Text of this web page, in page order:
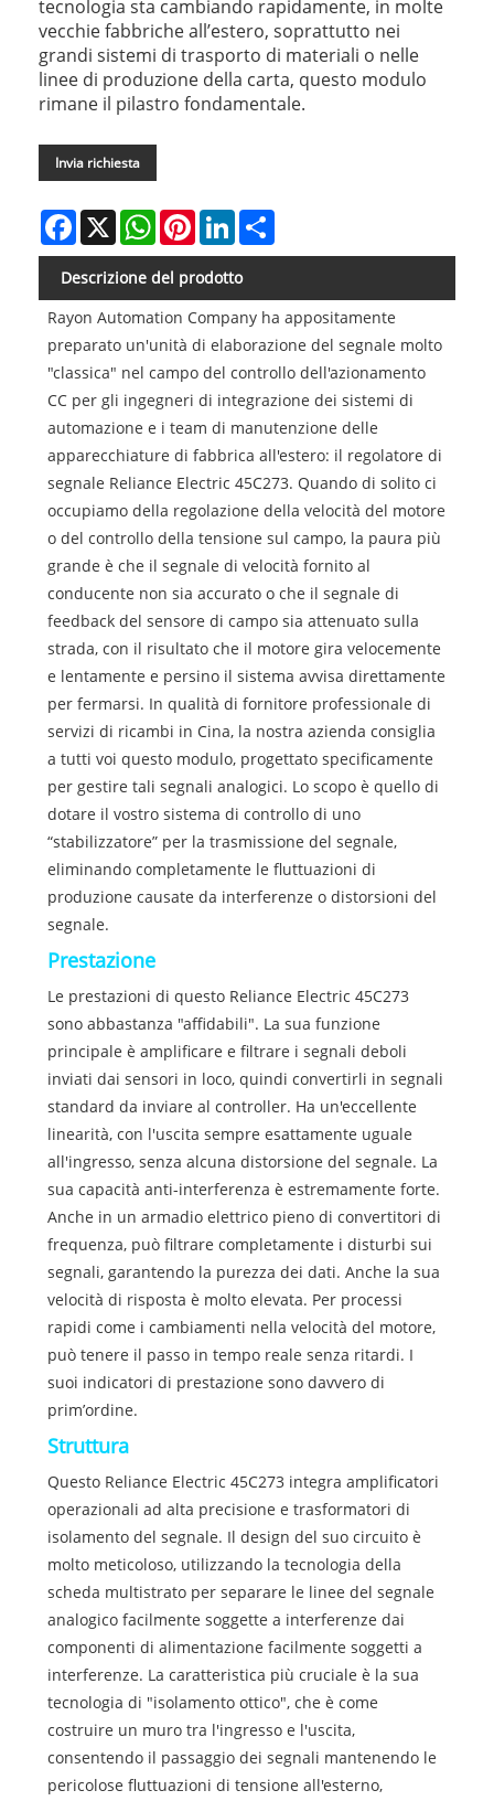
tecnologia sta cambiando rapidamente, in molte
vecchie fabbriche all’estero, soprattutto nei
grandi sistemi di trasporto di materiali o nelle
linee di produzione della carta, questo modulo
rimane il pilastro fondamentale.
Invia richiesta
Facebook
X WhatsAppPinterestLinkedIn
Descrizione del prodotto
Rayon Automation Company ha appositamente
preparato un'unità di elaborazione del segnale molto
"classica" nel campo del controllo dell'azionamento
CC per gli ingegneri di integrazione dei sistemi di
automazione e i team di manutenzione delle
apparecchiature di fabbrica all'estero: il regolatore di
segnale Reliance Electric 45C273. Quando di solito ci
occupiamo della regolazione della velocità del motore
o del controllo della tensione sul campo, la paura più
grande è che il segnale di velocità fornito al
conducente non sia accurato o che il segnale di
feedback del sensore di campo sia attenuato sulla
strada, con il risultato che il motore gira velocemente
e lentamente e persino il sistema avvisa direttamente
per fermarsi. In qualità di fornitore professionale di
servizi di ricambi in Cina, la nostra azienda consiglia
a tutti voi questo modulo, progettato specificamente
per gestire tali segnali analogici. Lo scopo è quello di
dotare il vostro sistema di controllo di uno
“stabilizzatore” per la trasmissione del segnale,
eliminando completamente le fluttuazioni di
produzione causate da interferenze o distorsioni del
segnale.
Prestazione
Le prestazioni di questo Reliance Electric 45C273
sono abbastanza "affidabili". La sua funzione
principale è amplificare e filtrare i segnali deboli
inviati dai sensori in loco, quindi convertirli in segnali
standard da inviare al controller. Ha un'eccellente
linearità, con l'uscita sempre esattamente uguale
all'ingresso, senza alcuna distorsione del segnale. La
sua capacità anti-interferenza è estremamente forte.
Anche in un armadio elettrico pieno di convertitori di
frequenza, può filtrare completamente i disturbi sui
segnali, garantendo la purezza dei dati. Anche la sua
velocità di risposta è molto elevata. Per processi
rapidi come i cambiamenti nella velocità del motore,
può tenere il passo in tempo reale senza ritardi. I
suoi indicatori di prestazione sono davvero di
prim’ordine.
Struttura
Questo Reliance Electric 45C273 integra amplificatori
operazionali ad alta precisione e trasformatori di
isolamento del segnale. Il design del suo circuito è
molto meticoloso, utilizzando la tecnologia della
scheda multistrato per separare le linee del segnale
analogico facilmente soggette a interferenze dai
componenti di alimentazione facilmente soggetti a
interferenze. La caratteristica più cruciale è la sua
tecnologia di "isolamento ottico", che è come
costruire un muro tra l'ingresso e l'uscita,
consentendo il passaggio dei segnali mantenendo le
pericolose fluttuazioni di tensione all'esterno,